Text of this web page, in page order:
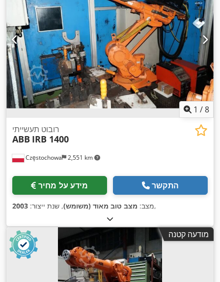
1 /8
Częstochowa 2,551 km
רובוט תעשייתי
ABB IRB 1400
מידע על מחיר התקשר
מצב: מצב טוב מאוד (משומש), שנת ייצור: 2003 ,
מודעה קטנה